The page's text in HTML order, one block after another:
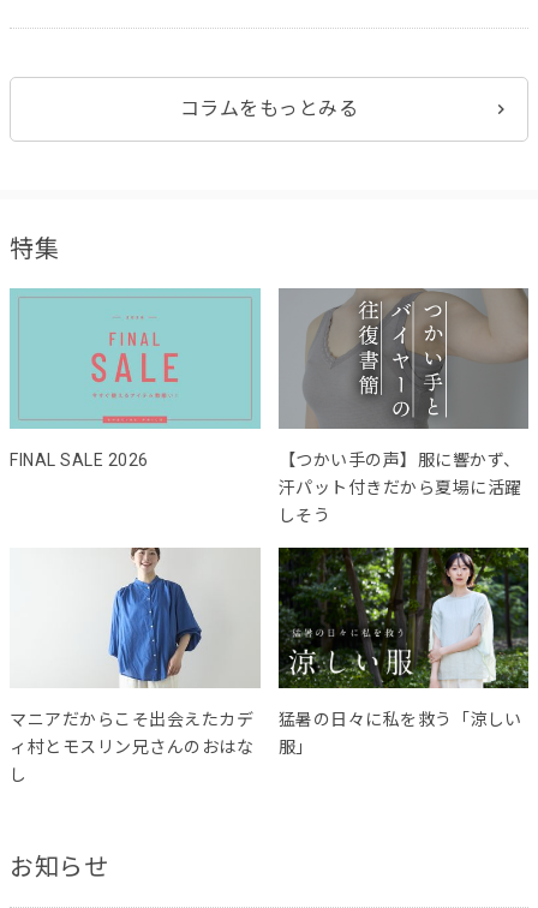
コラムをもっとみる
特集
FINAL SALE 2026
【つかい手の声】服に響かず、
汗パット付きだから夏場に活躍
しそう
マニアだからこそ出会えたカデ
ィ村とモスリン兄さんのおはな
し
猛暑の日々に私を救う「涼しい
服」
お知らせ